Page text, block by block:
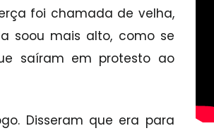
foi chamada de velha,
soou mais alto, como se
saíram em protesto ao
Disseram que era para